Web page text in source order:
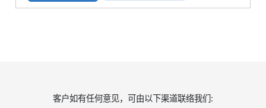
客户如有任何意见，可由以下渠道联络我们: